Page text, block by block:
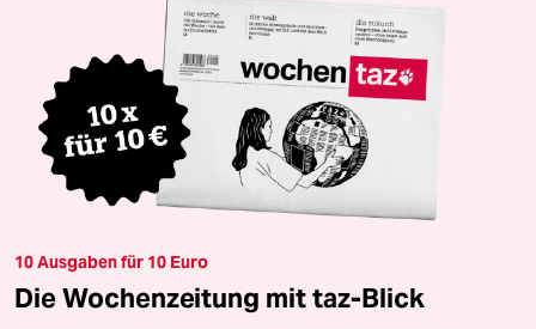
10 Ausgaben für 10 Euro
Die Wochenzeitung mit taz-Blick